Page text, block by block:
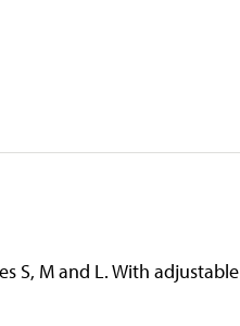
S, M and L. With adjustable